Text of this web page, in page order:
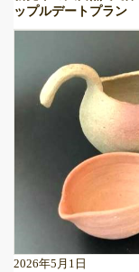
ップルデートプラン
2026年5月1日